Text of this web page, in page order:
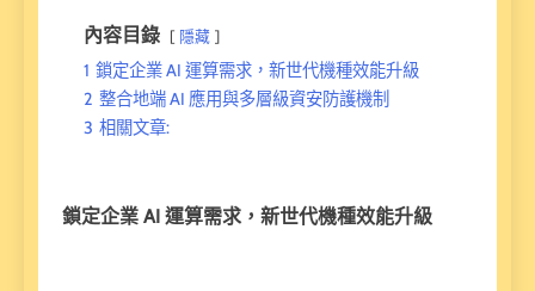
內容目錄 隱藏
1 鎖定企業 AI 運算需求，新世代機種效能升級
2 整合地端 AI 應用與多層級資安防護機制
3 相關文章:
鎖定企業 AI 運算需求，新世代機種效能升級